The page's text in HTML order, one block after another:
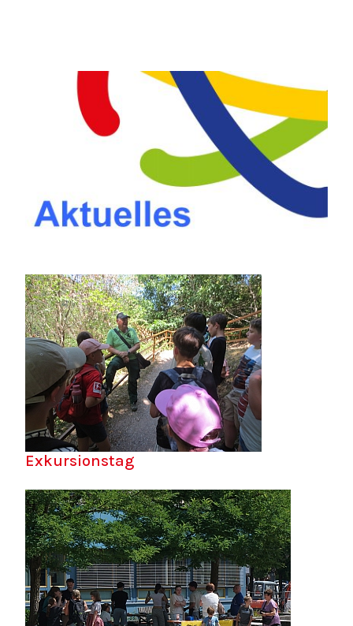
Exkursionstag